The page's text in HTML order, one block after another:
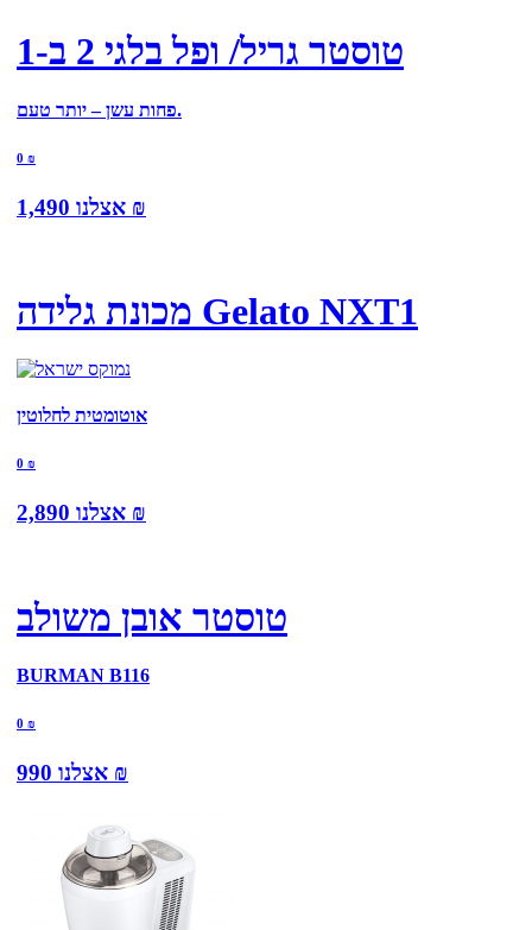
טוסטר גריל/ ופל בלגי 2 ב-1
פחות עשן – יותר טעם.
0 ₪
אצלנו 1,490 ₪
מכונת גלידה Gelato NXT1
אוטומטית לחלוטין
0 ₪
אצלנו 2,890 ₪
טוסטר אובן משולב
BURMAN B116
0 ₪
אצלנו 990 ₪